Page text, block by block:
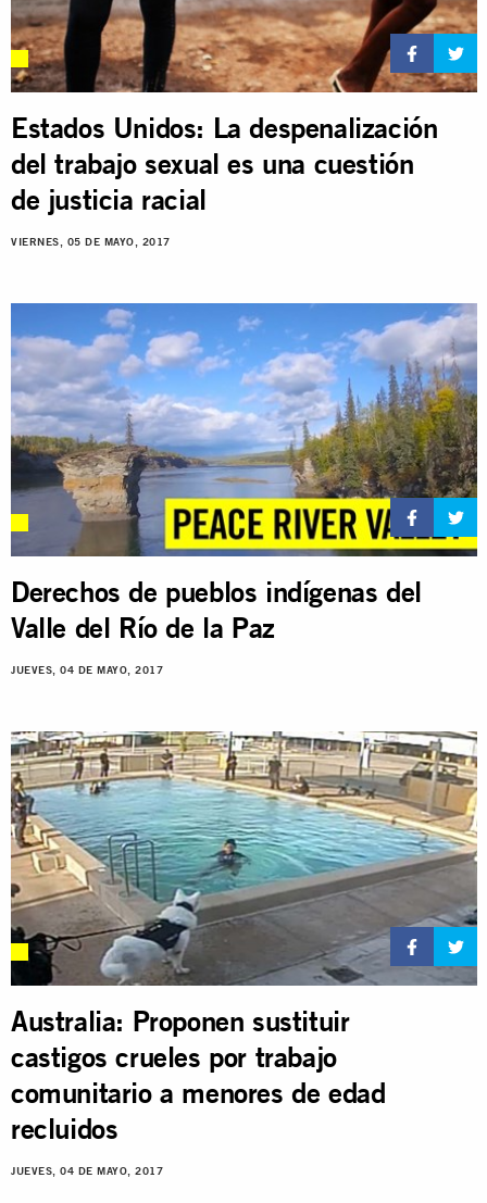
Estados Unidos: La despenalización
del trabajo sexual es una cuestión
de justicia racial
VIERNES, 05 DE MAYO, 2017
Derechos de pueblos indígenas del
Valle del Río de la Paz
JUEVES, 04 DE MAYO, 2017
Australia: Proponen sustituir
castigos crueles por trabajo
comunitario a menores de edad
recluidos
JUEVES, 04 DE MAYO, 2017